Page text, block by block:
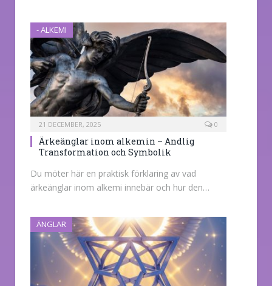
- ALKEMI
21 DECEMBER, 2025 0
Ärkeänglar inom alkemin – Andlig
Transformation och Symbolik
Du möter här en praktisk förklaring av vad
ärkeänglar inom alkemi innebär och hur den…
ÄNGLAR